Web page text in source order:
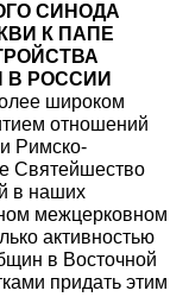
СИНОДА
К ПАПЕ
В РОССИИ
широком
отношений
Римско-
Святейшество
в наших
межцерковном
активностью
в Восточной
придать этим